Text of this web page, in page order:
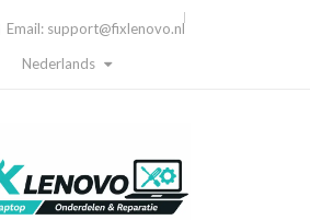
Email: support@fixlenovo.nl
Nederlands